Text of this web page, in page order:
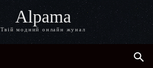
Alpama
Твій модний онлайн жунал